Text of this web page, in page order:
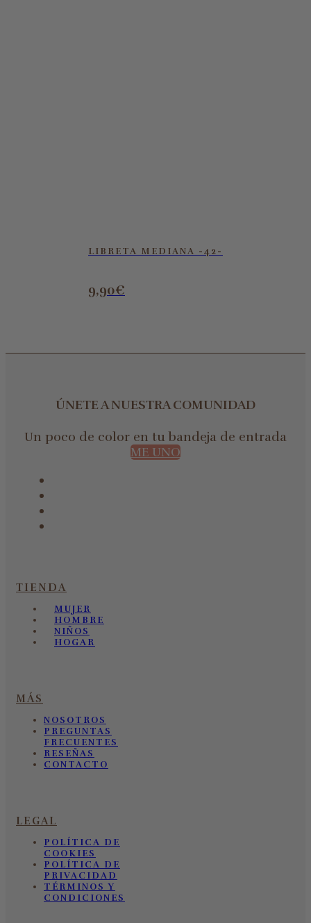
LIBRETA MEDIANA -42-
9,90€
ÚNETE A NUESTRA COMUNIDAD
Un poco de color en tu bandeja de entrada
ME UNO
TIENDA
MUJER
HOMBRE
NIÑOS
HOGAR
MÁS
NOSOTROS
PREGUNTAS
FRECUENTES
RESEÑAS
CONTACTO
LEGAL
POLÍTICA DE
COOKIES
POLÍTICA DE
PRIVACIDAD
TÉRMINOS Y
CONDICIONES